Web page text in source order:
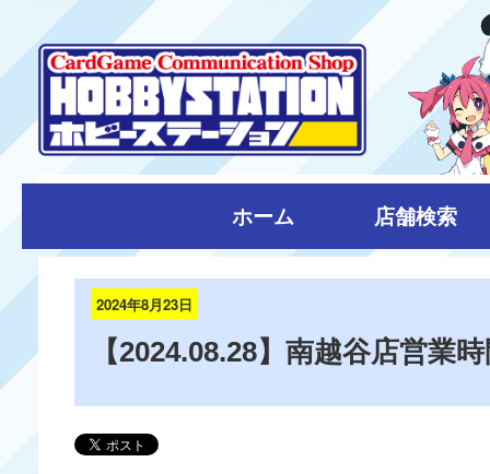
ホーム 店舗検索
2024年8月23日
【2024.08.28】南越谷店営業